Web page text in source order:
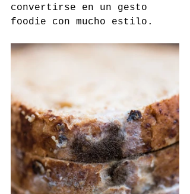
convertirse en un gesto
foodie con mucho estilo.